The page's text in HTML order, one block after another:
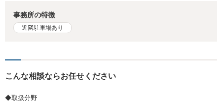
事務所の特徴
近隣駐車場あり
こんな相談ならお任せください
◆取扱分野